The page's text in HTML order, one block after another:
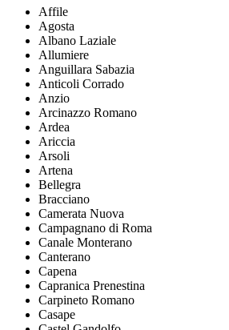
Affile
Agosta
Albano Laziale
Allumiere
Anguillara Sabazia
Anticoli Corrado
Anzio
Arcinazzo Romano
Ardea
Ariccia
Arsoli
Artena
Bellegra
Bracciano
Camerata Nuova
Campagnano di Roma
Canale Monterano
Canterano
Capena
Capranica Prenestina
Carpineto Romano
Casape